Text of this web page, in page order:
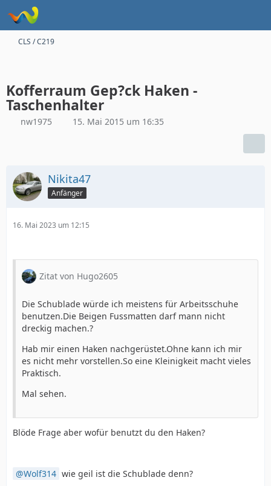
CLS / C219
Kofferraum Gep?ck Haken -
Taschenhalter
nw1975 15. Mai 2015 um 16:35
Nikita47
Anfänger
16. Mai 2023 um 12:15
Zitat von Hugo2605
Die Schublade würde ich meistens für Arbeitsschuhe
benutzen.Die Beigen Fussmatten darf mann nicht
dreckig machen.?
Hab mir einen Haken nachgerüstet.Ohne kann ich mir
es nicht mehr vorstellen.So eine Kleinigkeit macht vieles
Praktisch.
Mal sehen.
Blöde Frage aber wofür benutzt du den Haken?
Wolf314 wie geil ist die Schublade denn?